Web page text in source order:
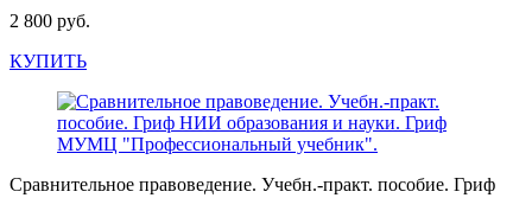
2 800 руб.
КУПИТЬ
Сравнительное правоведение. Учебн.-практ. пособие. Гриф